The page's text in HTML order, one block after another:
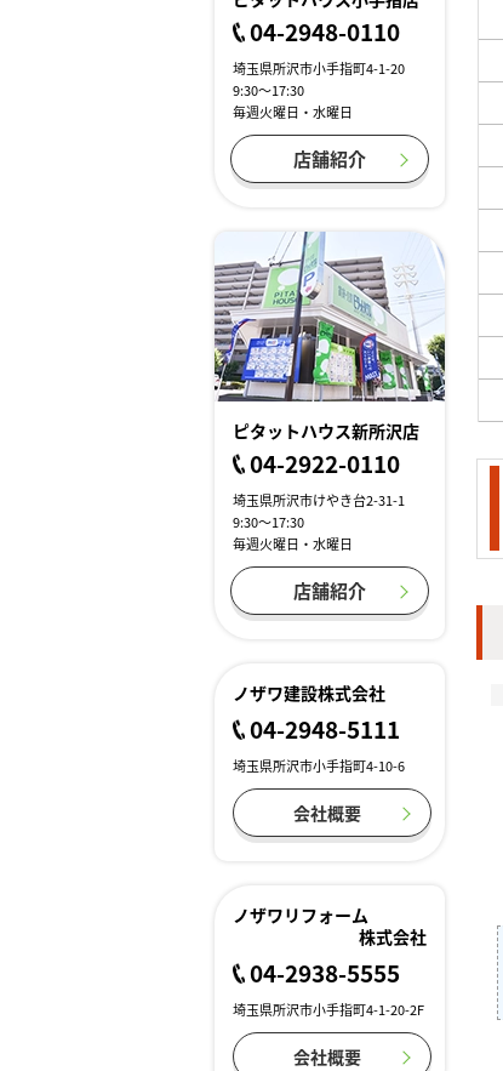
04-2948-0110
埼玉県所沢市小手指町4-1-20
9:30～17:30
毎週火曜日・水曜日
店舗紹介
ピタットハウス新所沢店
04-2922-0110
埼玉県所沢市けやき台2-31-1
9:30～17:30
毎週火曜日・水曜日
店舗紹介
ノザワ建設株式会社
04-2948-5111
埼玉県所沢市小手指町4-10-6
会社概要
ノザワリフォーム
株式会社
04-2938-5555
埼玉県所沢市小手指町4-1-20-2F
会社概要